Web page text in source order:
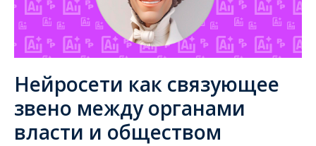
Нейросети как связующее
звено между органами
власти и обществом